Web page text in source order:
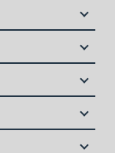
un canone fisso
almeno un anno.
al servizio di
specializzata nel
a tutela
i propri clienti.
decidere la
con Grenke
approvazione
e clicca su